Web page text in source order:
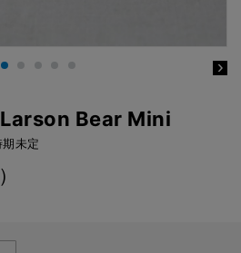
Larson Bear Mini
未定